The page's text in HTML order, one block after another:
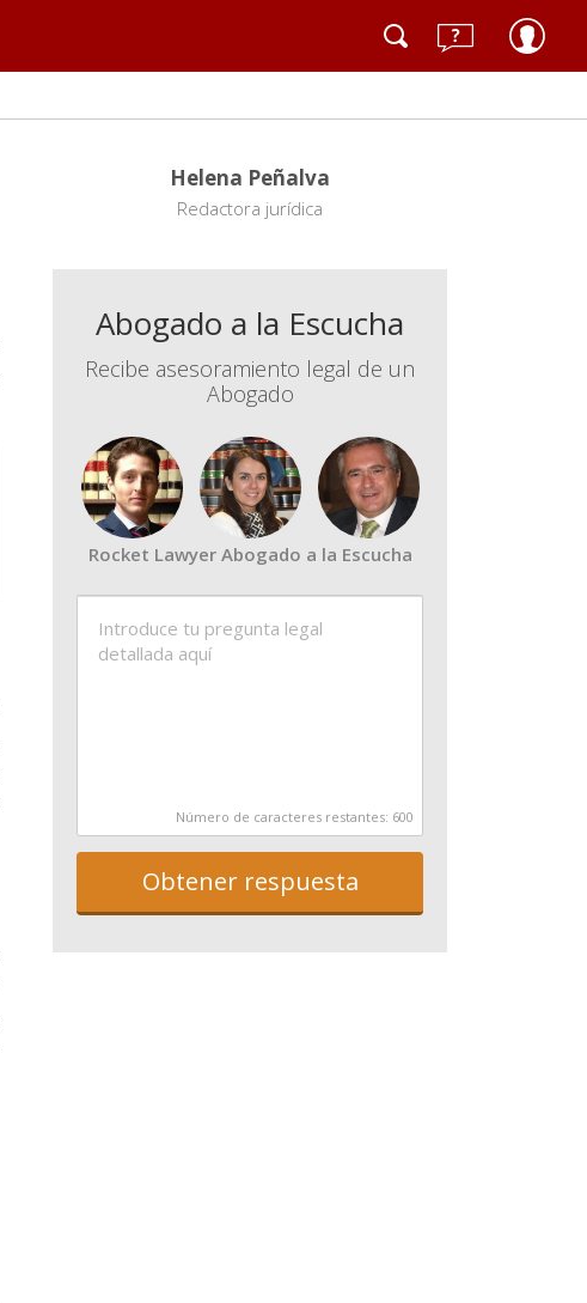
Helena Peñalva
Redactora jurídica
Abogado a la Escucha
Recibe asesoramiento legal de un
Abogado
Rocket Lawyer Abogado a la Escucha
Número de caracteres restantes: 600
Obtener respuesta